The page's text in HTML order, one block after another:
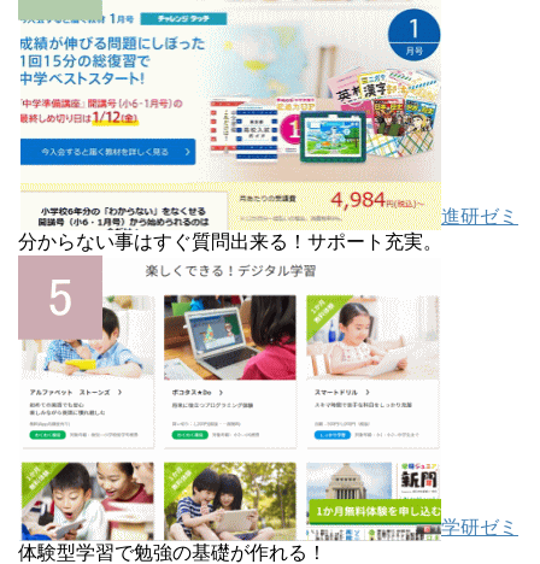
進研ゼミ
分からない事はすぐ質問出来る！サポート充実。
学研ゼミ
体験型学習で勉強の基礎が作れる！